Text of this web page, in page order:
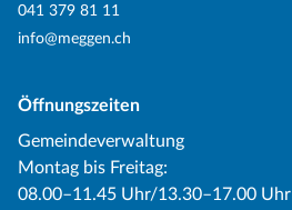
041 379 81 11
info@meggen.ch
Öffnungszeiten
Gemeindeverwaltung
Montag bis Freitag:
08.00–11.45 Uhr/13.30–17.00 Uhr